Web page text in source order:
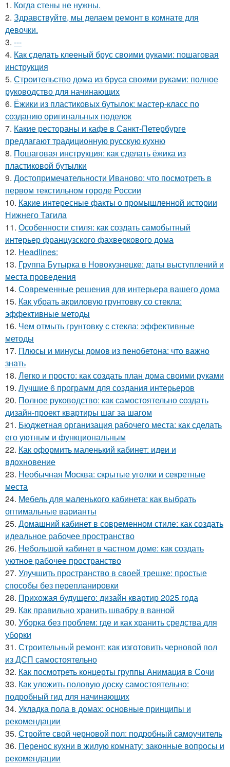
1. Когда стены не нужны.
2. Здравствуйте, мы делаем ремонт в комнате для
девочки.
3. ---
4. Как сделать клееный брус своими руками: пошаговая
инструкция
5. Строительство дома из бруса своими руками: полное
руководство для начинающих
6. Ёжики из пластиковых бутылок: мастер-класс по
созданию оригинальных поделок
7. Какие рестораны и кафе в Санкт-Петербурге
предлагают традиционную русскую кухню
8. Пошаговая инструкция: как сделать ёжика из
пластиковой бутылки
9. Достопримечательности Иваново: что посмотреть в
первом текстильном городе России
10. Какие интересные факты о промышленной истории
Нижнего Тагила
11. Особенности стиля: как создать самобытный
интерьер французского фахверкового дома
12. Headlines:
13. Группа Бутырка в Новокузнецке: даты выступлений и
места проведения
14. Современные решения для интерьера вашего дома
15. Как убрать акриловую грунтовку со стекла:
эффективные методы
16. Чем отмыть грунтовку с стекла: эффективные
методы
17. Плюсы и минусы домов из пенобетона: что важно
знать
18. Легко и просто: как создать план дома своими руками
19. Лучшие 6 программ для создания интерьеров
20. Полное руководство: как самостоятельно создать
дизайн-проект квартиры шаг за шагом
21. Бюджетная организация рабочего места: как сделать
его уютным и функциональным
22. Как оформить маленький кабинет: идеи и
вдохновение
23. Необычная Москва: скрытые уголки и секретные
места
24. Мебель для маленького кабинета: как выбрать
оптимальные варианты
25. Домашний кабинет в современном стиле: как создать
идеальное рабочее пространство
26. Небольшой кабинет в частном доме: как создать
уютное рабочее пространство
27. Улучшить пространство в своей трешке: простые
способы без перепланировки
28. Прихожая будущего: дизайн квартир 2025 года
29. Как правильно хранить швабру в ванной
30. Уборка без проблем: где и как хранить средства для
уборки
31. Строительный ремонт: как изготовить черновой пол
из ДСП самостоятельно
32. Как посмотреть концерты группы Анимация в Сочи
33. Как уложить половую доску самостоятельно:
подробный гид для начинающих
34. Укладка пола в домах: основные принципы и
рекомендации
35. Стройте свой черновой пол: подробный самоучитель
36. Перенос кухни в жилую комнату: законные вопросы и
рекомендации